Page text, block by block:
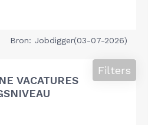
Bron: Jobdigger(03-07-2026)
VACATURES
Filters